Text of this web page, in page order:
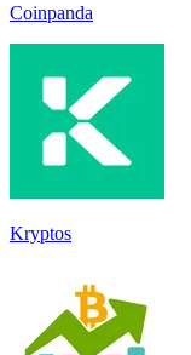
Coinpanda
Kryptos